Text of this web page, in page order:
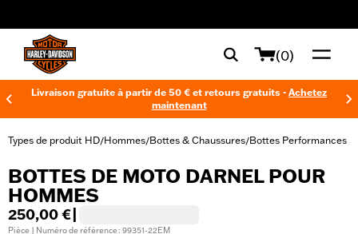
(0)
Livraison gratuite à partir de 50 € et retours gratuits - Achetez
maintenant
Types de produit HD/Hommes/Bottes & Chaussures/Bottes Performances
BOTTES DE MOTO DARNEL POUR
HOMMES
250,00 €
Pièce | Numéro de référence : 99351-22EM